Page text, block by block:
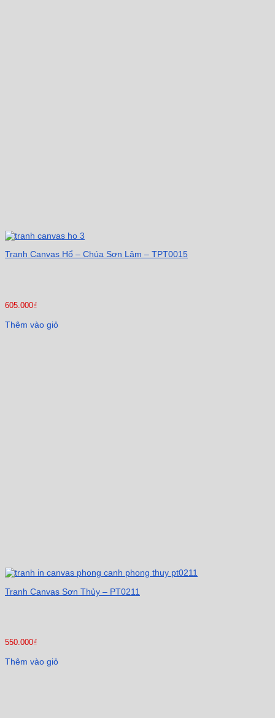
Tranh Canvas Hổ – Chúa Sơn Lâm – TPT0015
605.000₫
Thêm vào giỏ
Tranh Canvas Sơn Thủy – PT0211
550.000₫
Thêm vào giỏ